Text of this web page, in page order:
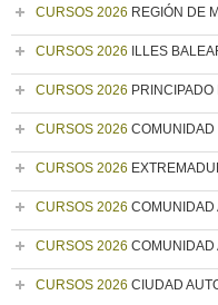
CURSOS 2026 REGIÓN DE
CURSOS 2026 ILLES
CURSOS 2026
CURSOS 2026 COMUNIDAD
CURSOS 2026
CURSOS 2026 COMUNIDAD
CURSOS 2026 COMUNIDAD
CURSOS 2026 CIUDAD